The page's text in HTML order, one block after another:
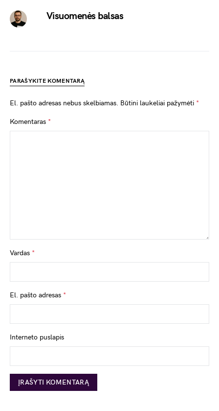
Visuomenės balsas
PARAŠYKITE KOMENTARĄ
El. pašto adresas nebus skelbiamas. Būtini laukeliai pažymėti *
Komentaras *
Vardas *
El. pašto adresas *
Interneto puslapis